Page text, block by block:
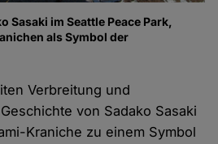
Sasaki im Seattle Peace Park,
als Symbol der
Verbreitung und
von Sadako Sasaki
Kraniche zu einem Symbol